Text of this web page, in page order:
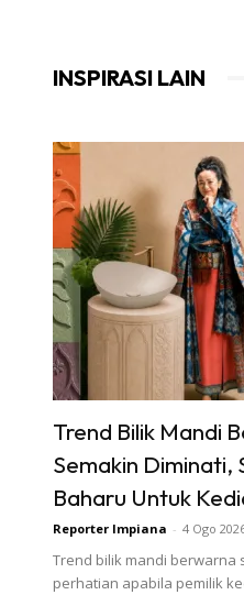
INSPIRASI LAIN
Trend Bilik Mandi
Semakin Diminati,
Baharu Untuk
Reporter Impiana - 4 Ogo
Trend bilik mandi berwarna
perhatian apabila pemilik